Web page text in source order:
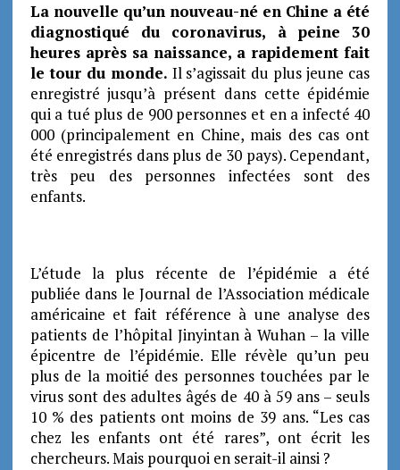
La nouvelle qu’un nouveau-né en Chine a été
diagnostiqué du coronavirus, à peine 30
heures après sa naissance, a rapidement fait
le tour du monde. Il s’agissait du plus jeune cas
enregistré jusqu’à présent dans cette épidémie
qui a tué plus de 900 personnes et en a infecté 40
000 (principalement en Chine, mais des cas ont
été enregistrés dans plus de 30 pays). Cependant,
très peu des personnes infectées sont des
enfants.
L’étude la plus récente de l’épidémie a été
publiée dans le Journal de l’Association médicale
américaine et fait référence à une analyse des
patients de l’hôpital Jinyintan à Wuhan – la ville
épicentre de l’épidémie. Elle révèle qu’un peu
plus de la moitié des personnes touchées par le
virus sont des adultes âgés de 40 à 59 ans – seuls
10 % des patients ont moins de 39 ans. “Les cas
chez les enfants ont été rares”, ont écrit les
chercheurs. Mais pourquoi en serait-il ainsi ?